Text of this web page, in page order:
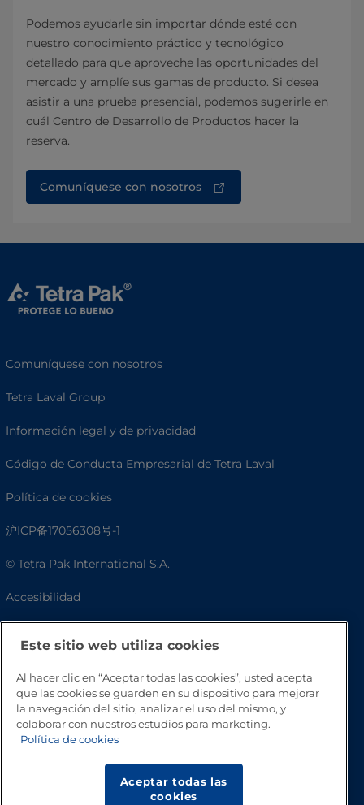
Podemos ayudarle sin importar dónde esté con
nuestro conocimiento práctico y tecnológico
detallado para que aproveche las oportunidades del
mercado y amplíe sus gamas de producto. Si desea
asistir a una prueba presencial, podemos sugerirle en
cuál Centro de Desarrollo de Productos hacer la
reserva.
Comuníquese con nosotros
Comuníquese con nosotros
Tetra Laval Group
Información legal y de privacidad
Código de Conducta Empresarial de Tetra Laval
Política de cookies
沪ICP备17056308号-1
© Tetra Pak International S.A.
Accesibilidad
Este sitio web utiliza cookies
Al hacer clic en “Aceptar todas las cookies”, usted acepta
que las cookies se guarden en su dispositivo para mejorar
la navegación del sitio, analizar el uso del mismo, y
colaborar con nuestros estudios para marketing.
Política de cookies
Aceptar todas las
cookies